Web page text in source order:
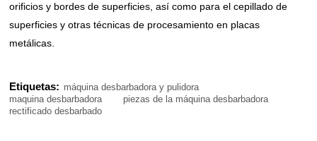
orificios y bordes de superficies, así como para el cepillado de
superficies y otras técnicas de procesamiento en placas
metálicas.
Etiquetas: máquina desbarbadora y pulidora
maquina desbarbadora
piezas de la máquina desbarbadora
rectificado desbarbado